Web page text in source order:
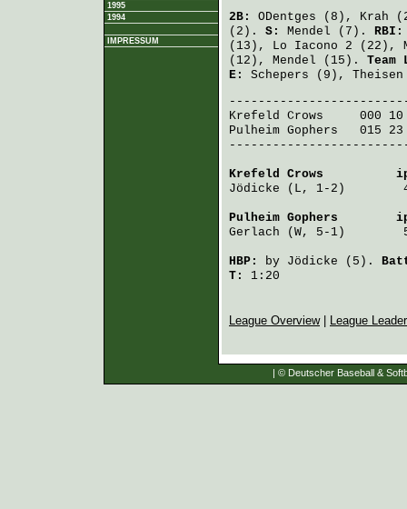
1995
1994
IMPRESSUM
2B: ODentges (8), Krah
(2). S: Mendel (7).
(13), Lo Iacono 2 (22),
(12), Mendel (15). Team
E: Schepers (9), Theisen
Krefeld Crows
000
Pulheim Gophers
015
Krefeld Crows
Jödicke (L, 1-2)        4
Pulheim Gophers
Gerlach (W, 5-1)
HBP: by Jödicke (5).
T:
1:20
League Overview| League
| © Deutscher Baseball &